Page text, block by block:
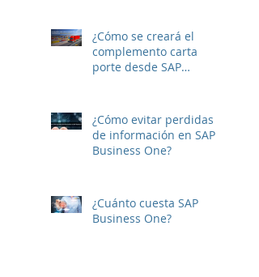
¿Cómo se creará el
complemento carta
porte desde SAP
¿Cómo evitar perdidas
de información en SAP
Business One?
¿Cuánto cuesta SAP
Business One?